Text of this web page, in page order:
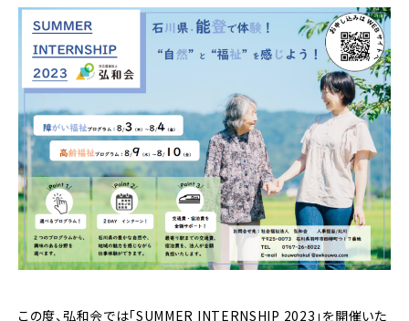
この度、弘和会では「SUMMER INTERNSHIP 2023」を開催いた